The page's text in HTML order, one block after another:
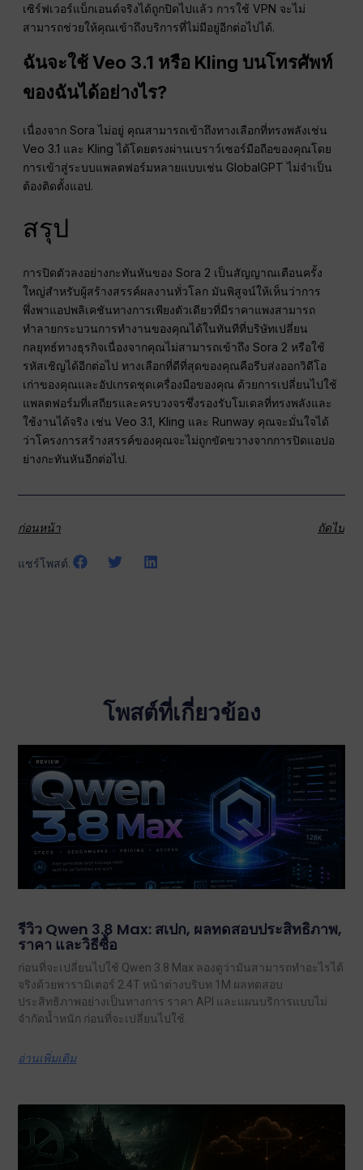
เซิร์ฟเวอร์แบ็กเอนด์จริงได้ถูกปิดไปแล้ว การใช้ VPN จะไม่
สามารถช่วยให้คุณเข้าถึงบริการที่ไม่มีอยู่อีกต่อไปได้.
ฉันจะใช้ Veo 3.1 หรือ Kling บนโทรศัพท์
ของฉันได้อย่างไร?
เนื่องจาก Sora ไม่อยู่ คุณสามารถเข้าถึงทางเลือกที่ทรงพลังเช่น
Veo 3.1 และ Kling ได้โดยตรงผ่านเบราว์เซอร์มือถือของคุณโดย
การเข้าสู่ระบบแพลตฟอร์มหลายแบบเช่น GlobalGPT ไม่จำเป็น
ต้องติดตั้งแอป.
สรุป
การปิดตัวลงอย่างกะทันหันของ Sora 2 เป็นสัญญาณเตือนครั้ง
ใหญ่สำหรับผู้สร้างสรรค์ผลงานทั่วโลก มันพิสูจน์ให้เห็นว่าการ
พึ่งพาแอปพลิเคชันทางการเพียงตัวเดียวที่มีราคาแพงสามารถ
ทำลายกระบวนการทำงานของคุณได้ในทันทีที่บริษัทเปลี่ยน
กลยุทธ์ทางธุรกิจเนื่องจากคุณไม่สามารถเข้าถึง Sora 2 หรือใช้
รหัสเชิญได้อีกต่อไป ทางเลือกที่ดีที่สุดของคุณคือรีบส่งออกวิดีโอ
เก่าของคุณและอัปเกรดชุดเครื่องมือของคุณ ด้วยการเปลี่ยนไปใช้
แพลตฟอร์มที่เสถียรและครบวงจรซึ่งรองรับโมเดลที่ทรงพลังและ
ใช้งานได้จริง เช่น Veo 3.1, Kling และ Runway คุณจะมั่นใจได้
ว่าโครงการสร้างสรรค์ของคุณจะไม่ถูกขัดขวางจากการปิดแอปอ
ย่างกะทันหันอีกต่อไป.
ก่อนหน้า ถัดไป
แชร์โพสต์:
โพสต์ที่เกี่ยวข้อง
รีวิว Qwen 3.8 Max: สเปก, ผลทดสอบประสิทธิภาพ,
ราคา และวิธีซื้อ
ก่อนที่จะเปลี่ยนไปใช้ Qwen 3.8 Max ลองดูว่ามันสามารถทำอะไรได้
จริงด้วยพารามิเตอร์ 2.4T หน้าต่างบริบท 1M ผลทดสอบ
ประสิทธิภาพอย่างเป็นทางการ ราคา API และแผนบริการแบบไม่
จำกัดน้ำหนัก ก่อนที่จะเปลี่ยนไปใช้.
อ่านเพิ่มเติม